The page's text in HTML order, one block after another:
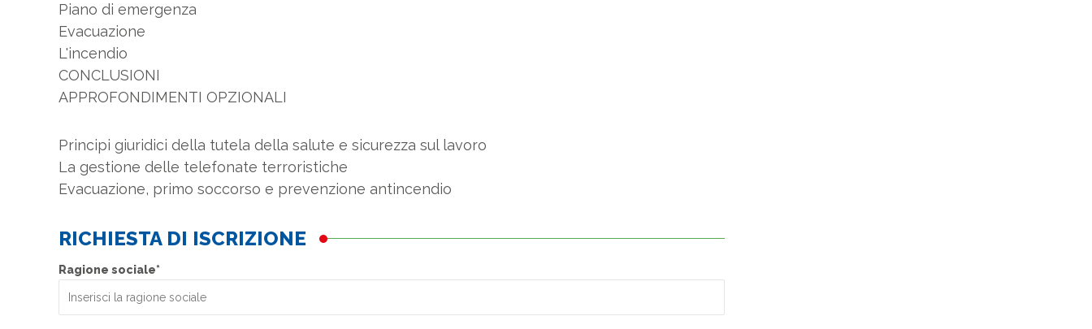
Piano di emergenza
Evacuazione
L'incendio
CONCLUSIONI
APPROFONDIMENTI OPZIONALI
Principi giuridici della tutela della salute e sicurezza sul lavoro
La gestione delle telefonate terroristiche
Evacuazione, primo soccorso e prevenzione antincendio
RICHIESTA DI ISCRIZIONE
Ragione sociale*